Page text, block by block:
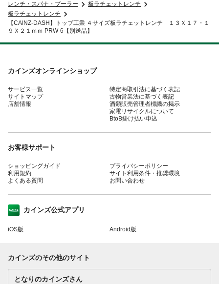
レンチ・スパナ・プーラー
板ラチェットレンチ
板ラチェットレンチ
【CAINZ-DASH】トップ工業 ４サイズ板ラチェットレンチ １３Ｘ１７・１
９Ｘ２１ｍｍ PRW-6【別送品】
カインズオンラインショップ
サービス一覧
サイトマップ
店舗情報
特定商取引法に基づく表記
古物営業法に基づく表記
酒類販売管理者標識の掲示
家電リサイクルについて
BtoB掛け払い申込
お客様サポート
ショッピングガイド
利用規約
よくある質問
プライバシーポリシー
サイト利用条件・推奨環境
お問い合わせ
カインズ公式アプリ
iOS版 Android版
カインズのその他のサイト
となりのカインズさん